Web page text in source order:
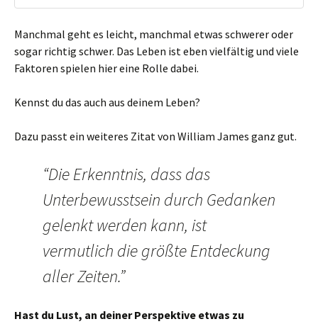
Manchmal geht es leicht, manchmal etwas schwerer oder
sogar richtig schwer. Das Leben ist eben vielfältig und viele
Faktoren spielen hier eine Rolle dabei.
Kennst du das auch aus deinem Leben?
Dazu passt ein weiteres Zitat von William James ganz gut.
“Die Erkenntnis, dass das
Unterbewusstsein durch Gedanken
gelenkt werden kann, ist
vermutlich die größte Entdeckung
aller Zeiten.”
Hast du Lust, an deiner Perspektive etwas zu